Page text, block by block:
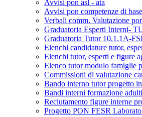
Avvisi pon asl - ata
Avvisi pon competenze di
Verbali comm. Valutazione
Graduatoria Esperti Interni-
Graduatoria Tutor 10.1.1A-
Elenchi candidature tutor,
Elenchi tutor, esperti e figure
Elenco tutor modulo famiglie
Commissioni di valutazione
Bando interno tutor progetto
Bandi interni formazione adulti
Reclutamento figure interne
Progetto PON FESR